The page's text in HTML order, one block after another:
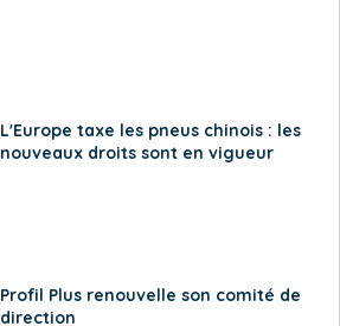
L'Europe taxe les pneus chinois : les
nouveaux droits sont en vigueur
Profil Plus renouvelle son comité de
direction